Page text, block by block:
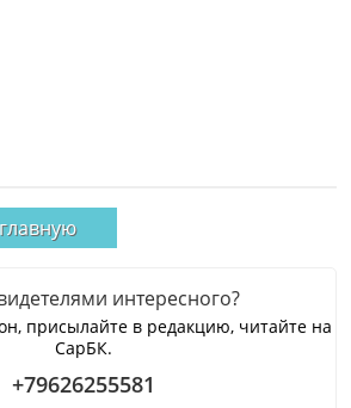
интересного?
присылайте в редакцию, читайте на
СарБК.
+79626255581